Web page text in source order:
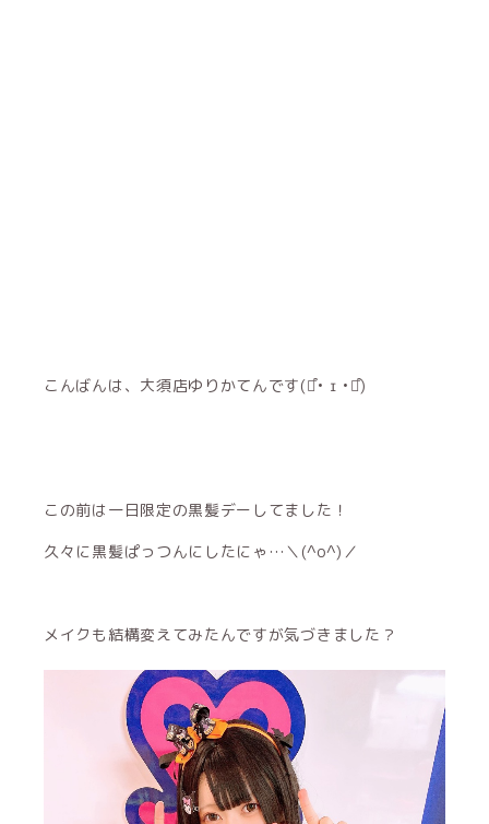
こんばんは、大須店ゆりかてんです(⌯͒• ɪ •⌯͒)
この前は一日限定の黒髪デーしてました！
久々に黒髪ぱっつんにしたにゃ…＼(^o^)／
メイクも結構変えてみたんですが気づきました？